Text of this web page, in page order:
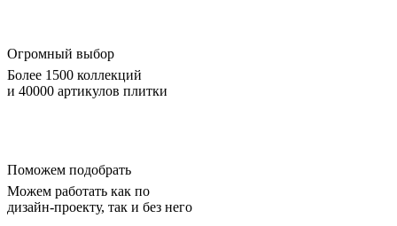
Огромный выбор
Более 1500 коллекций
и 40000 артикулов плитки
Поможем подобрать
Можем работать как по
дизайн-проекту, так и без него